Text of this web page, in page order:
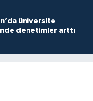
üniversite
denetimler arttı